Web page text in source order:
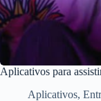
Aplicativos para
Aplicativos,